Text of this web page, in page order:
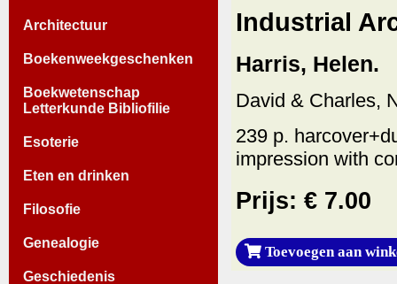
Architectuur
Boekenweekgeschenken
Boekwetenschap
Letterkunde Bibliofilie
Esoterie
Eten en drinken
Filosofie
Genealogie
Geschiedenis
Industrial
Harris, Helen.
David & Charles,
239 p.
impression with
Prijs: € 7.00
Toevoegen aan